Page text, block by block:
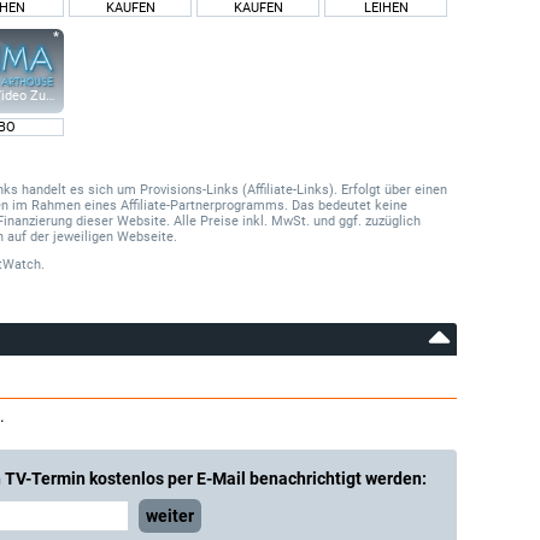
KAUFEN KAUFEN LEIHEN
Zusatz-Kanäle
handelt es sich um Provisions-Links (Affiliate-Links). Erfolgt über einen
im Rahmen eines Affiliate-Partnerprogramms. Das bedeutet keine
dieser Website. Alle Preise inkl. MwSt. und ggf. zuzüglich
auf der jeweiligen Webseite.
Termin kostenlos per E-Mail benachrichtigt werden:
weiter